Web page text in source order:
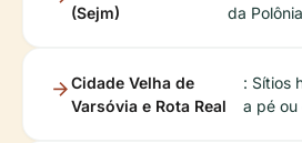
(Sejm)
da
Cidade Velha de
Varsóvia e Rota Real
: Sítios
a pé ou